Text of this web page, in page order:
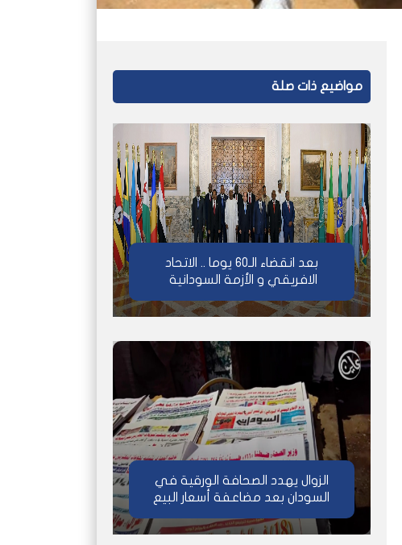
مواضيع ذات صلة
بعد انقضاء الـ60 يوما .. الاتحاد
الافريقي و الأزمة السودانية
الزوال يهدد الصحافة الورقية في
السودان بعد مضاعفة أسعار البيع